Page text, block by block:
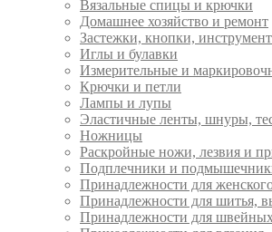
Вязальные спицы и крючки
Домашнее хозяйство и ремонт
Застежки, кнопки,
Иглы и булавки
Измерительные и
Крючки и петли
Лампы и лупы
Эластичные ленты, шнуры,
Ножницы
Раскройные ножи, лезвия и
Подплечники и
Принадлежности для
Принадлежности для шитья,
Принадлежности для